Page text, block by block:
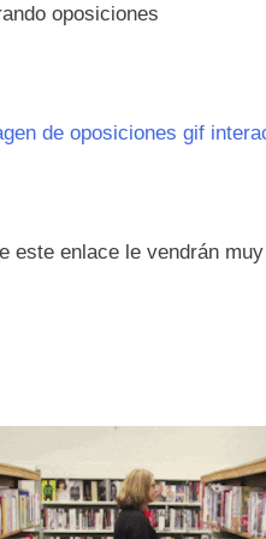
oposiciones
este enlace le vendrán